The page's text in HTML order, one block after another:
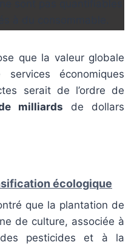
que la valeur globale
services économiques
serait de l’ordre de
milliards de dollars
écologique
que la plantation de
de culture, associée à
pesticides et à la